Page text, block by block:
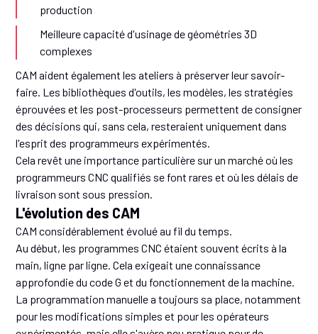
production
Meilleure capacité d'usinage de géométries 3D
complexes
CAM aident également les ateliers à préserver leur savoir-
faire. Les bibliothèques d'outils, les modèles, les stratégies
éprouvées et les post-processeurs permettent de consigner
des décisions qui, sans cela, resteraient uniquement dans
l'esprit des programmeurs expérimentés.
Cela revêt une importance particulière sur un marché où les
programmeurs CNC qualifiés se font rares et où les délais de
livraison sont sous pression.
L'évolution des CAM
CAM considérablement évolué au fil du temps.
Au début, les programmes CNC étaient souvent écrits à la
main, ligne par ligne. Cela exigeait une connaissance
approfondie du code G et du fonctionnement de la machine.
La programmation manuelle a toujours sa place, notamment
pour les modifications simples et pour les opérateurs